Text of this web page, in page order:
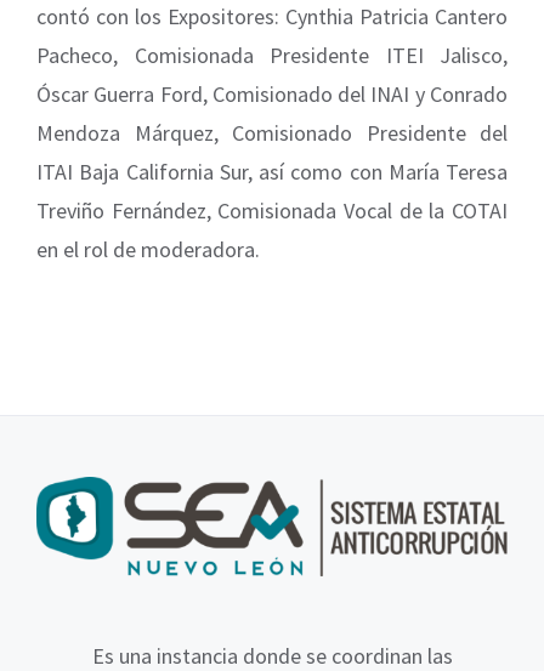
contó con los Expositores: Cynthia Patricia Cantero
Pacheco, Comisionada Presidente ITEI Jalisco,
Óscar Guerra Ford, Comisionado del INAI y Conrado
Mendoza Márquez, Comisionado Presidente del
ITAI Baja California Sur, así como con María Teresa
Treviño Fernández, Comisionada Vocal de la COTAI
en el rol de moderadora.
Es una instancia donde se coordinan las